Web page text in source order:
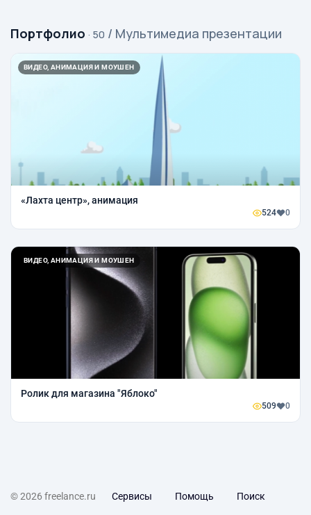
Портфолио · 50 / Мультимедиа презентации
ВИДЕО, АНИМАЦИЯ И МОУШЕН
«Лахта центр», анимация
524 0
ВИДЕО, АНИМАЦИЯ И МОУШЕН
Ролик для магазина "Яблоко"
509 0
© 2026 freelance.ru Сервисы Помощь Поиск